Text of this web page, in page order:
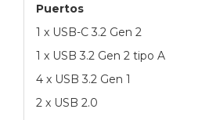
Puertos
1 x USB-C 3.2 Gen 2
1 x USB 3.2 Gen 2 tipo A
4 x USB 3.2 Gen 1
2 x USB 2.0